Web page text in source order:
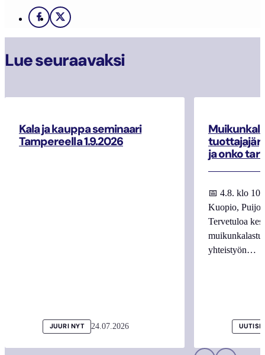
Facebook
X
Lue seuraavaksi
Kala ja kauppa seminaari
Tampereella 1.9.2026
JUURI NYT 24.07.2026
ja onko
📅 4.8. klo
Kuopio,
Tervetuloa
yhteistyön…